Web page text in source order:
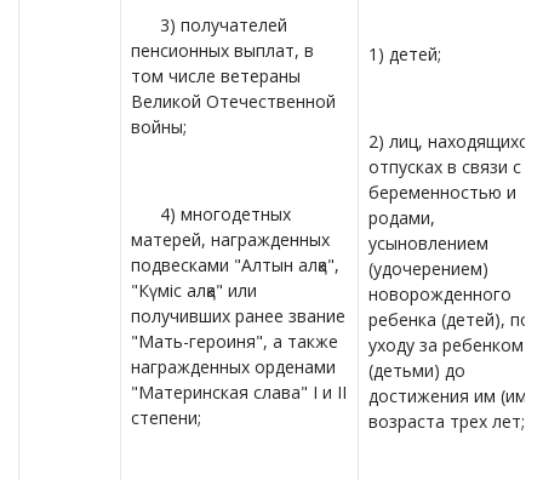
3) получателей
пенсионных выплат, в
том числе ветераны
Великой Отечественной
войны;
4) многодетных
матерей, награжденных
подвесками "Алтын алқа",
"Күміс алқа" или
получивших ранее звание
"Мать-героиня", а также
награжденных орденами
"Материнская слава" I и II
степени;
1) детей;
2) лиц, находящихся
отпусках в связи с
беременностью и
родами,
усыновлением
(удочерением)
новорожденного
ребенка (детей), по
уходу за ребенком
(детьми) до
достижения им (ими)
возраста трех лет;